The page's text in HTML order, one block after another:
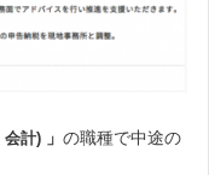
会計) 」 の職種で中途の